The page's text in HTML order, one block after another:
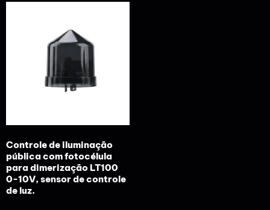
Controle de iluminação
pública com fotocélula
para dimerização LT100
0-10V, sensor de controle
de luz.